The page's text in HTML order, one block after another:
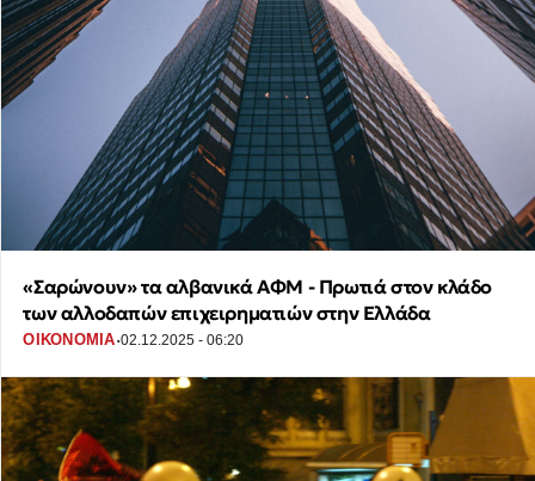
«Σαρώνουν» τα αλβανικά ΑΦΜ - Πρωτιά στον κλάδο
των αλλοδαπών επιχειρηματιών στην Ελλάδα
ΟΙΚΟΝΟΜΙΑ·02.12.2025 - 06:20